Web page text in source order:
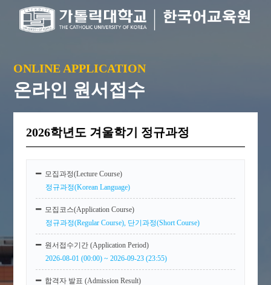
ONLINE APPLICATION
온라인 원서접수
2026학년도 겨울학기 정규과정
모집과정(Lecture Course)
정규과정(Korean Language)
모집코스(Application Course)
정규과정(Regular Course), 단기과정(Short Course)
원서접수기간 (Application Period)
2026-08-01 (00:00) ~ 2026-09-23 (23:55)
합격자 발표 (Admission Result)